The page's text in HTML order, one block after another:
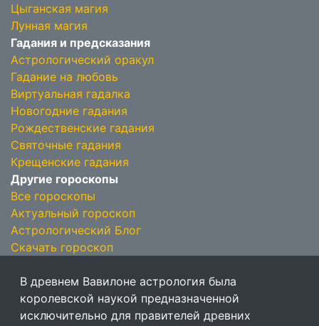
Цыганская магия
Лунная магия
Гадания и предсказания
Астрологический оракул
Гадание на любовь
Виртуальная гадалка
Новогодние гадания
Рождественские гадания
Святочные гадания
Крещенские гадания
Другие гороскопы
Все гороскопы
Актуальный гороскоп
Астрологический Блог
Скачать гороскоп
В древнем Вавилоне астрология была
королевской наукой предназначенной
исключительно для правителей древних